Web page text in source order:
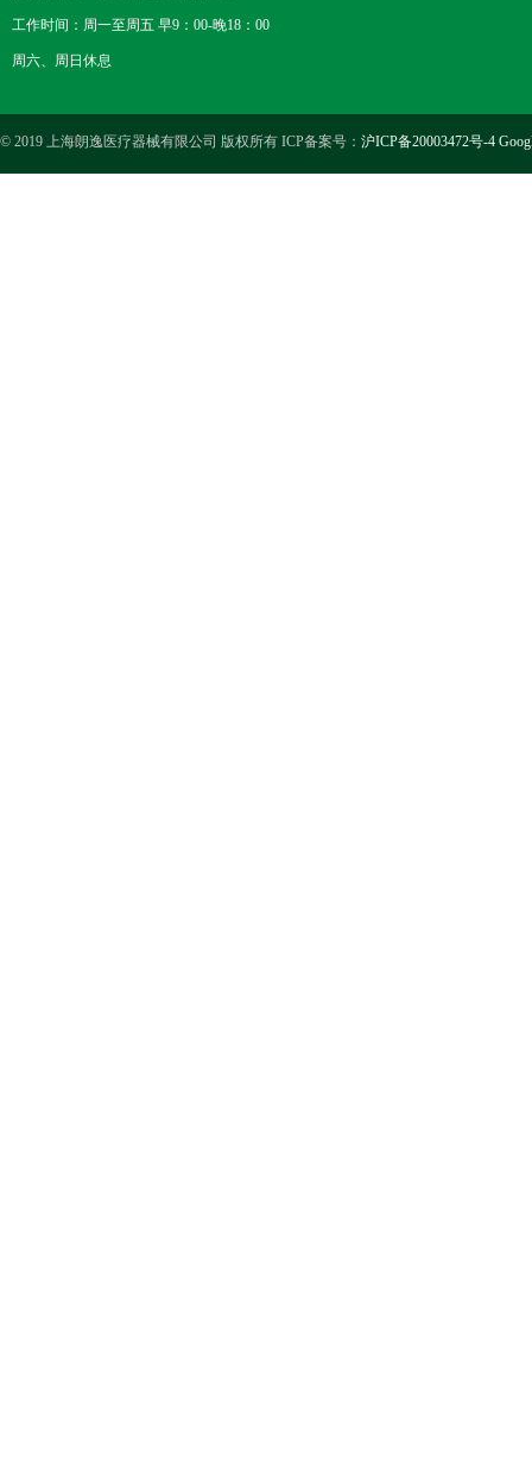
工作时间：周一至周五 早9：00-晚18：00
周六、周日休息
© 2019 上海朗逸医疗器械有限公司 版权所有 ICP备案号： 沪ICP备20003472号-4